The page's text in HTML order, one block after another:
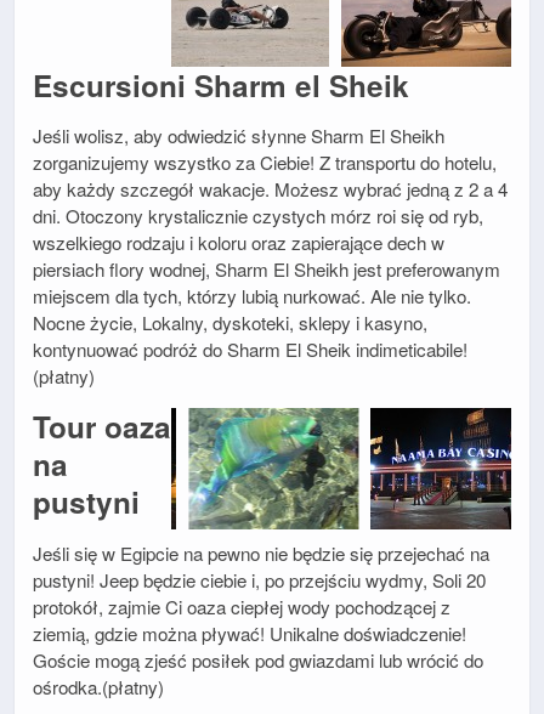
Escursioni Sharm el Sheik
Jeśli wolisz, aby odwiedzić słynne Sharm El Sheikh
zorganizujemy wszystko za Ciebie! Z transportu do hotelu,
aby każdy szczegół wakacje. Możesz wybrać jedną z 2 a 4
dni. Otoczony krystalicznie czystych mórz roi się od ryb,
wszelkiego rodzaju i koloru oraz zapierające dech w
piersiach flory wodnej, Sharm El Sheikh jest preferowanym
miejscem dla tych, którzy lubią nurkować. Ale nie tylko.
Nocne życie, Lokalny, dyskoteki, sklepy i kasyno,
kontynuować podróż do Sharm El Sheik indimeticabile!
(płatny)
Tour oaza
na
pustyni
Jeśli się w Egipcie na pewno nie będzie się przejechać na
pustyni! Jeep będzie ciebie i, po przejściu wydmy, Soli 20
protokół, zajmie Ci oaza ciepłej wody pochodzącej z
ziemią, gdzie można pływać! Unikalne doświadczenie!
Goście mogą zjeść posiłek pod gwiazdami lub wrócić do
ośrodka.(płatny)